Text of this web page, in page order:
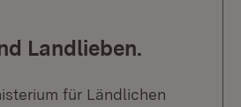
Landlieben.
für Ländlichen